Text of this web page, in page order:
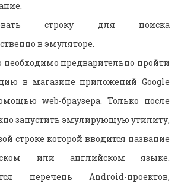
строку для поиска
в эмуляторе.
необходимо предварительно пройти
в магазине приложений Google
web-браузера. Только после
запустить эмулирующую утилиту,
строке которой вводится название
или английском языке.
перечень Android-проектов,